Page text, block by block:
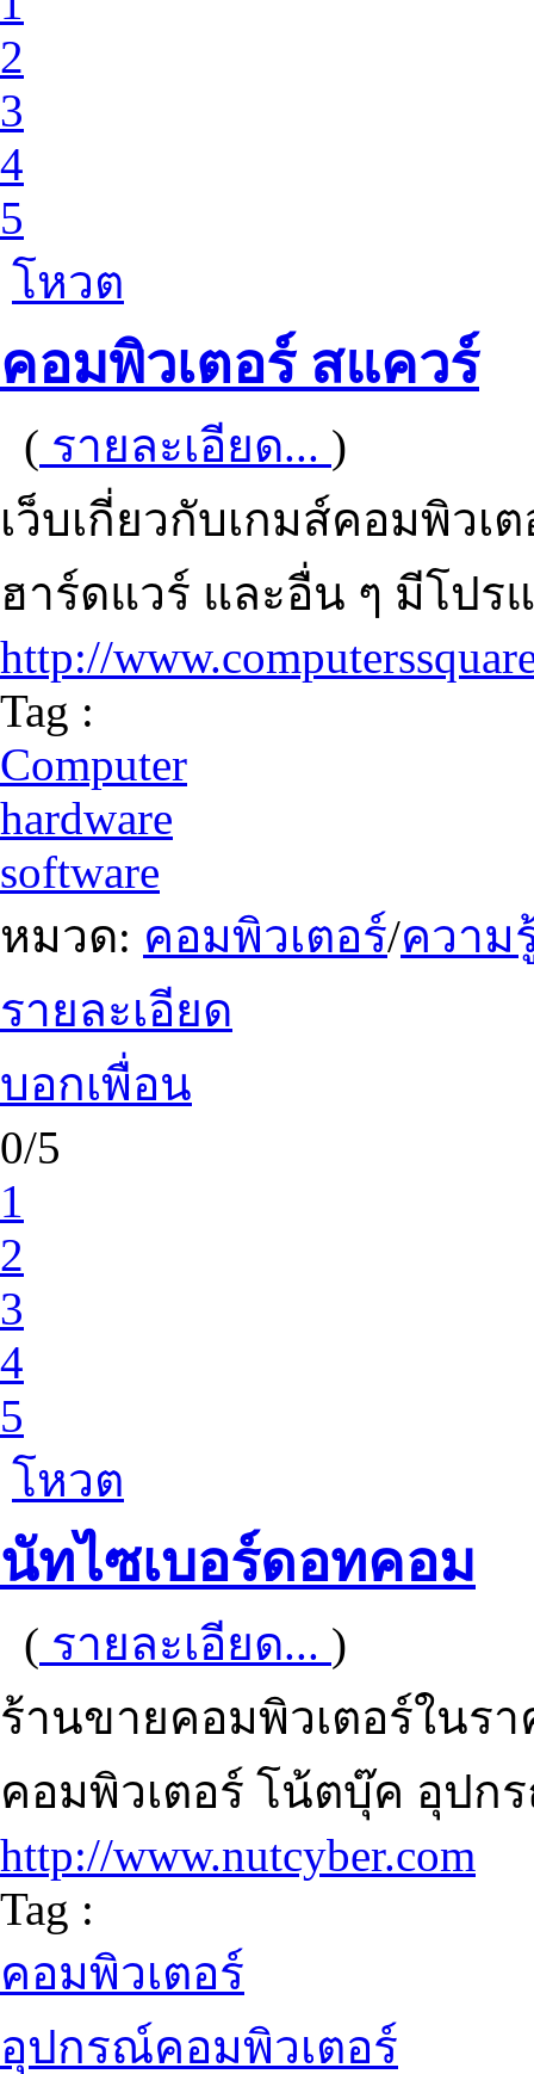
2
3
4
5
โหวต
คอมพิวเตอร์ สแควร์
( รายละเอียด... )
เว็บเกี่ยวกับเกมส์คอมพิว
ฮาร์ดแวร์ และอื่น ๆ มีโป
http://
Tag :
Computer
hardware
software
หมวด: คอมพิวเตอร์/ความ
รายละเอียด
บอกเพื่อน
0/5
1
2
3
4
5
โหวต
นัทไซเบอร์ดอทคอม
( รายละเอียด... )
ร้านขายคอมพิวเตอร์ในร
คอมพิวเตอร์ โน้ตบุ๊ค อุปก
http://www.nutcyber.com
Tag :
คอมพิวเตอร์
อุปกรณ์คอมพิวเตอร์